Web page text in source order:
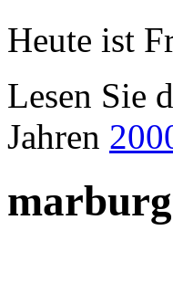
Heute ist
Lesen Sie
Jahren